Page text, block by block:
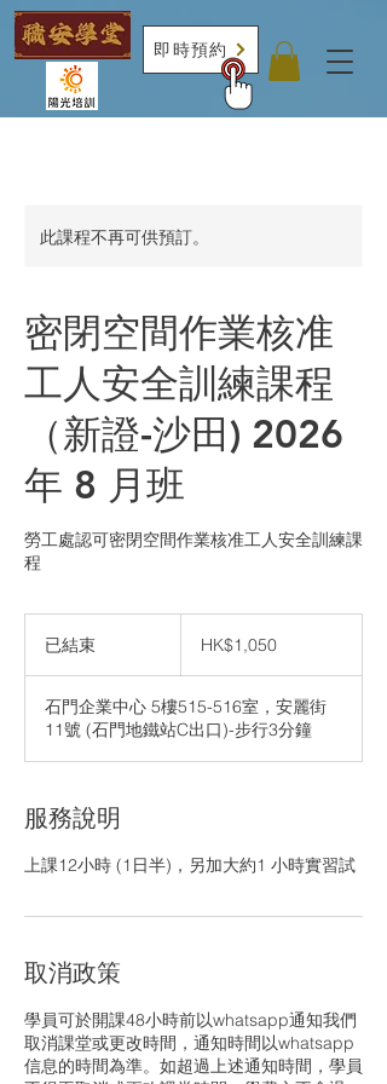
即時預約
此課程不再可供預訂。
密閉空間作業核准
工人安全訓練課程
（新證-沙田) 2026
年 8 月班
勞工處認可密閉空間作業核准工人安全訓練課
程
已結束 HK$1,050
石門企業中心 5樓515-516室，安麗街
11號 (石門地鐵站C出口)-步行3分鐘
服務說明
上課12小時 (1日半)，另加大約1 小時實習試
取消政策
學員可於開課48小時前以whatsapp通知我們
取消課堂或更改時間，通知時間以whatsapp
信息的時間為準。如超過上述通知時間，學員